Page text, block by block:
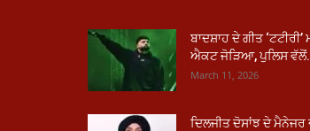
ਬਾਦਸ਼ਾਹ ਦੇ ਗੀਤ
ਐਕਟ ਜੋੜਿਆ, ਪੁਲਿਸ
March 11, 2026
ਦਿਲਜੀਤ ਦੋਸਾਂਝ ਦੇ ਮੈਨੇਜਰ